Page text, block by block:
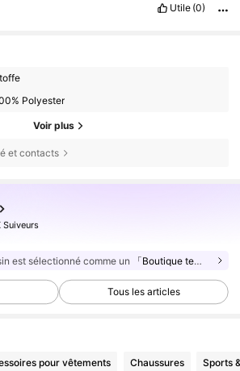
Utile (0)
Polyester
Voir plus
et contacts
Suiveurs
train de naviguer
est sélectionné comme un 「Boutique tendance」
Tous les articles
pour vêtements Chaussures Sports